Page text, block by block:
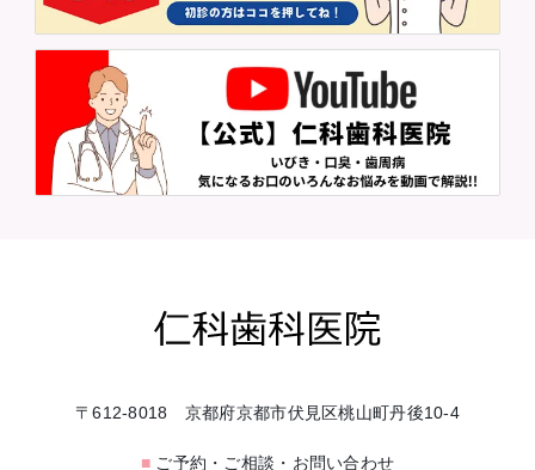
〒612-8018 京都府京都市伏見区桃山町丹後10-4
■ ご予約・ご相談・お問い合わせ